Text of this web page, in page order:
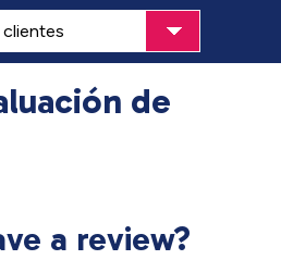
de
a review?